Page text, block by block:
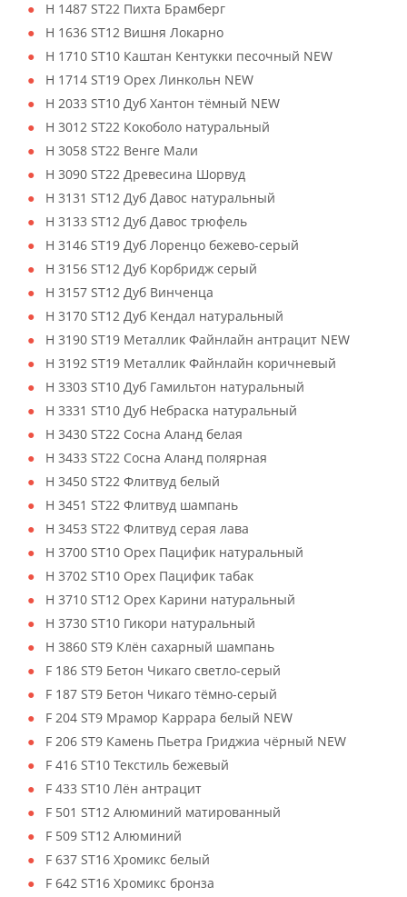
H 1487 ST22 Пихта Брамберг
H 1636 ST12 Вишня Локарно
H 1710 ST10 Каштан Кентукки песочный NEW
H 1714 ST19 Орех Линкольн NEW
H 2033 ST10 Дуб Хантон тёмный NEW
H 3012 ST22 Кокоболо натуральный
H 3058 ST22 Венге Мали
H 3090 ST22 Древесина Шорвуд
H 3131 ST12 Дуб Давос натуральный
H 3133 ST12 Дуб Давос трюфель
H 3146 ST19 Дуб Лоренцо бежево-серый
H 3156 ST12 Дуб Корбридж серый
H 3157 ST12 Дуб Винченца
H 3170 ST12 Дуб Кендал натуральный
H 3190 ST19 Металлик Файнлайн антрацит NEW
H 3192 ST19 Металлик Файнлайн коричневый
H 3303 ST10 Дуб Гамильтон натуральный
H 3331 ST10 Дуб Небраска натуральный
H 3430 ST22 Сосна Аланд белая
H 3433 ST22 Сосна Аланд полярная
H 3450 ST22 Флитвуд белый
H 3451 ST22 Флитвуд шампань
H 3453 ST22 Флитвуд серая лава
H 3700 ST10 Орех Пацифик натуральный
H 3702 ST10 Орех Пацифик табак
H 3710 ST12 Орех Карини натуральный
H 3730 ST10 Гикори натуральный
H 3860 ST9 Клён сахарный шампань
F 186 ST9 Бетон Чикаго светло-серый
F 187 ST9 Бетон Чикаго тёмно-серый
F 204 ST9 Мрамор Каррара белый NEW
F 206 ST9 Камень Пьетра Гриджиа чёрный NEW
F 416 ST10 Текстиль бежевый
F 433 ST10 Лён антрацит
F 501 ST12 Алюминий матированный
F 509 ST12 Алюминий
F 637 ST16 Хромикс белый
F 642 ST16 Хромикс бронза